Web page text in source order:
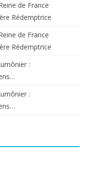
de France
Rédemptrice
de France
Rédemptrice
:
: